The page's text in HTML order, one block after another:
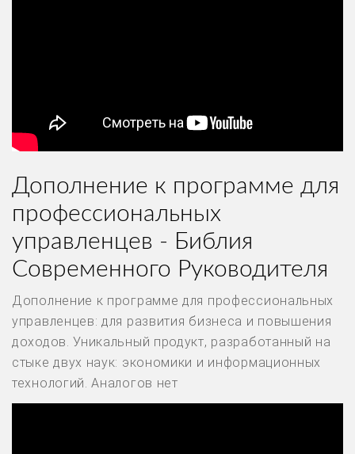
Дополнение к программе для
профессиональных
управленцев - Библия
Современного Руководителя
Дополнение к программе для профессиональных
управленцев: для развития бизнеса и повышения
доходов. Уникальный продукт, разработанный на
стыке двух наук: экономики и информационных
технологий. Аналогов нет